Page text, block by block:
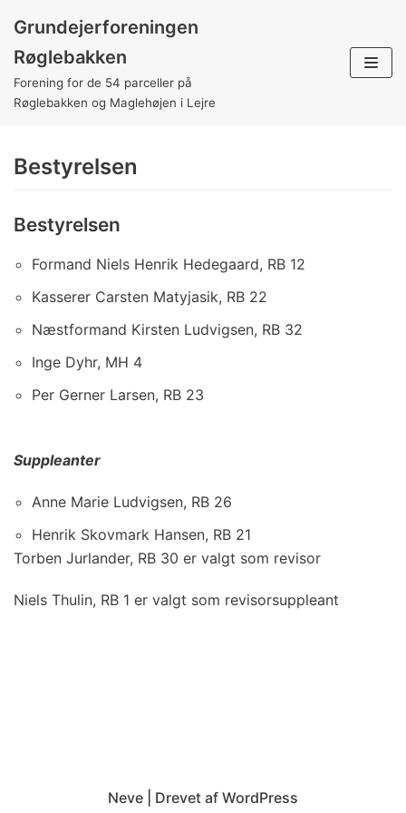
Spring
til
indhold
Grundejerforeningen
Røglebakken
Forening for de 54 parceller på
Røglebakken og Maglehøjen i Lejre
Bestyrelsen
Bestyrelsen
Formand Niels Henrik Hedegaard, RB 12
Kasserer Carsten Matyjasik, RB 22
Næstformand Kirsten Ludvigsen, RB 32
Inge Dyhr, MH 4
Per Gerner Larsen, RB 23
Suppleanter
Anne Marie Ludvigsen, RB 26
Henrik Skovmark Hansen, RB 21
Torben Jurlander, RB 30 er valgt som revisor
Niels Thulin, RB 1 er valgt som revisorsuppleant
Neve | Drevet af WordPress